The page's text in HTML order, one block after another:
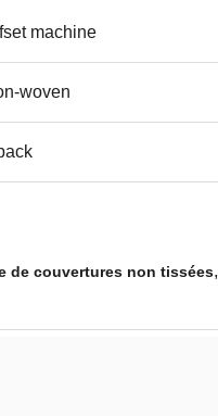
machine
woven
de couvertures non tissées,